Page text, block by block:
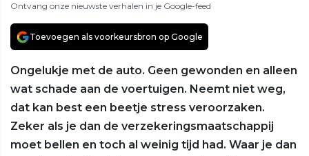
Ontvang onze nieuwste verhalen in je Google-feed
Toevoegen als voorkeursbron op Google
Ongelukje met de auto. Geen gewonden en alleen
wat schade aan de voertuigen. Neemt niet weg,
dat kan best een beetje stress veroorzaken.
Zeker als je dan de verzekeringsmaatschappij
moet bellen en toch al weinig tijd had. Waar je dan